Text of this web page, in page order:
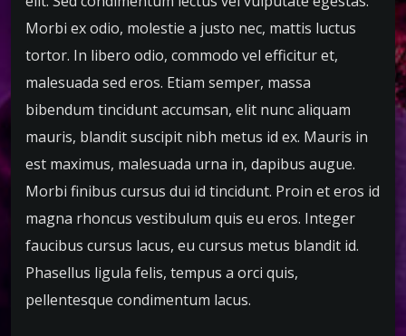
Morbi ex odio, molestie a justo nec, mattis luctus
tortor. In libero odio, commodo vel efficitur et,
malesuada sed eros. Etiam semper, massa
bibendum tincidunt accumsan, elit nunc aliquam
mauris, blandit suscipit nibh metus id ex. Mauris in
est maximus, malesuada urna in, dapibus augue.
Morbi finibus cursus dui id tincidunt. Proin et eros id
magna rhoncus vestibulum quis eu eros. Integer
faucibus cursus lacus, eu cursus metus blandit id.
Phasellus ligula felis, tempus a orci quis,
pellentesque condimentum lacus.